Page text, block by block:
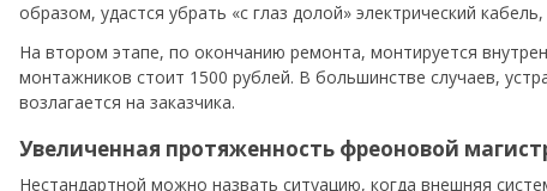
образом, удастся убрать «с глаз долой» электрический
На втором этапе, по окончанию ремонта, монтируется
монтажников стоит 1500 рублей. В большинстве случаев,
возлагается на заказчика.
Увеличенная протяженность фреоновой
Нестандартной можно назвать ситуацию, когда внешняя